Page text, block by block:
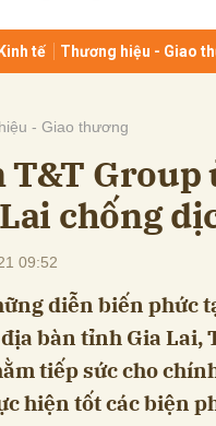
tế Thương hiệu - Giao
- Giao thương
T&T Group
chống
09:52
diễn biến phức
bàn tỉnh Gia Lai,
tiếp sức cho
hiện tốt các biện